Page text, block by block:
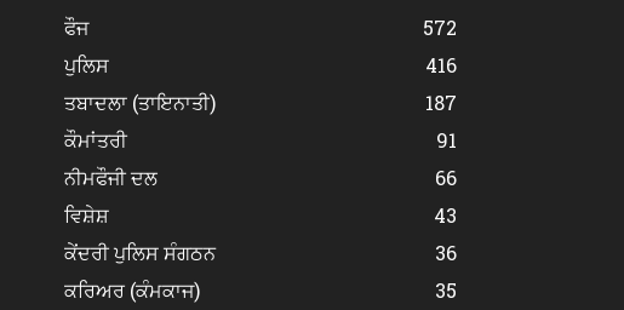
ਫੌਜ
572
ਪੁਲਿਸ
416
ਤਬਾਦਲਾ (ਤਾਇਨਾਤੀ)
187
ਕੌਮਾਂਤਰੀ
91
ਨੀਮਫੌਜੀ ਦਲ
66
ਵਿਸ਼ੇਸ਼
43
ਕੇਂਦਰੀ ਪੁਲਿਸ ਸੰਗਠਨ
36
ਕਰਿਅਰ (ਕੰਮਕਾਜ)
35